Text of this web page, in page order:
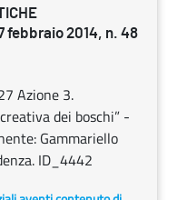
7 febbraio 2014, n. 48
Azione 3.
dei boschi” -
Gammariello
ID_4442